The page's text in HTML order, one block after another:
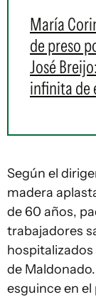
María
de preso
José
infinita de
Según el
madera
de 60 años,
trabajadores
de
esguince en el